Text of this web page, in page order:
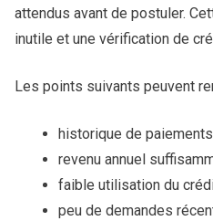
attendus avant de postuler.
inutile et une vérification de
Les points suivants peuvent
historique de
revenu annuel
faible utilisation du
peu de demandes